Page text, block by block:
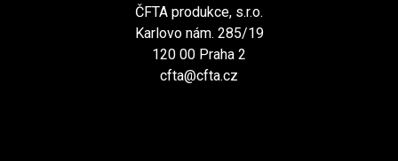
ČFTA produkce, s.r.o.
Karlovo nám. 285/19
120 00 Praha 2
cfta@cfta.cz